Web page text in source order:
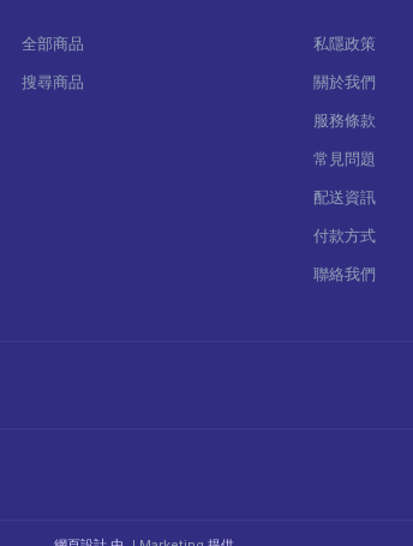
全部商品
搜尋商品
私隱政策
關於我們
服務條款
常見問題
配送資訊
付款方式
聯絡我們